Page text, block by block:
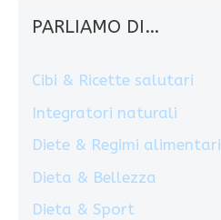
PARLIAMO DI…
Cibi & Ricette salutari
Integratori naturali
Diete & Regimi alimentari
Dieta & Bellezza
Dieta & Sport